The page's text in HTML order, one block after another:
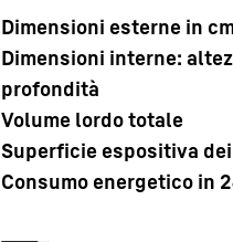
Dimensioni esterne in
Dimensioni interne:
profondità
Volume lordo totale
Superficie espositiva
Consumo energetico in